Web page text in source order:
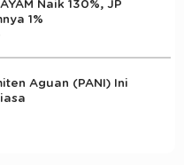
Naik 130%, JP
1%
Aguan (PANI) Ini